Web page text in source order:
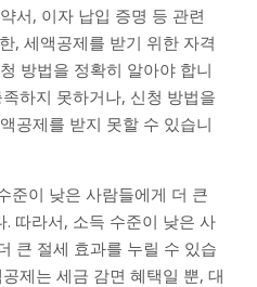
서, 이자 납입 증명 등 관련
, 세액공제를 받기 위한 자격
방법을 정확히 알아야 합니
하지 못하거나, 신청 방법을
공제를 받지 못할 수 있습니
준이 낮은 사람들에게 더 큰
따라서, 소득 수준이 낮은 사
큰 절세 효과를 누릴 수 있습
제는 세금 감면 혜택일 뿐, 대